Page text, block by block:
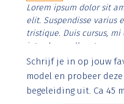
Lorem ipsum dolor sit
elit. Suspendisse varius
tristique. Duis cursus,
interdum nulla, ut
Aenean faucibus nibh et
imperdiet. Nunc ut sem
Schrijf je in op jouw
model en probeer
begeleiding uit. Ca 45